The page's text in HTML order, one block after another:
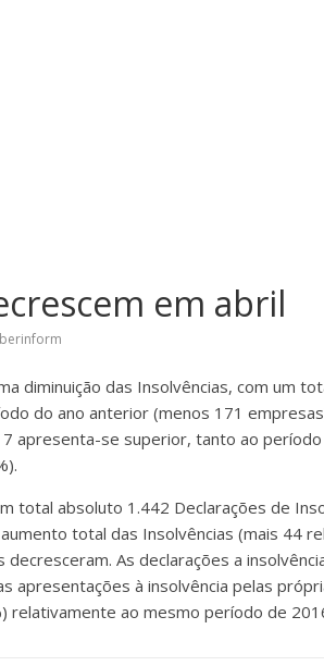
em abril
diminuição das Insolvências, com um
do ano anterior (menos 171
apresenta-se superior, tanto ao
total absoluto 1.442 Declarações de
total das Insolvências (mais 44
As declarações a
apresentações à insolvência pelas
relativamente ao mesmo período de